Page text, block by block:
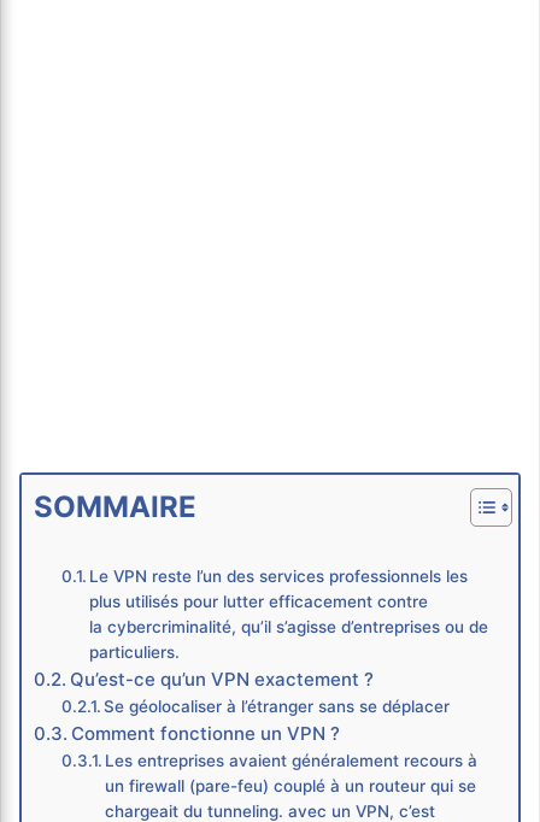
SOMMAIRE
Le VPN reste l’un des services professionnels les
plus utilisés pour lutter efficacement contre
la cybercriminalité, qu’il s’agisse d’entreprises ou de
particuliers.
Qu’est-ce qu’un VPN exactement ?
Se géolocaliser à l’étranger sans se déplacer
Comment fonctionne un VPN ?
Les entreprises avaient généralement recours à
un firewall (pare-feu) couplé à un routeur qui se
chargeait du tunneling. avec un VPN, c’est